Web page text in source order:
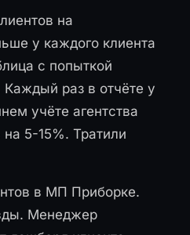
на
у каждого клиента
с попыткой
Каждый раз в отчёте у
учёте агентства
5-15%. Тратили
в МП Приборке.
Менеджер